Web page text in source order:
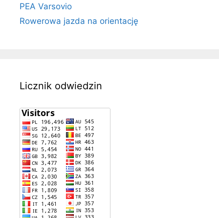
PEA Varsovio
Rowerowa jazda na orientację
Licznik odwiedzin